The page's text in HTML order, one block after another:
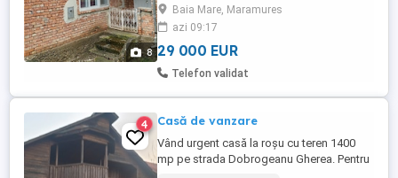
8
rețea la poartă + fântână în curte. Prețul
este în Euro
Baia Mare, Maramures
azi 09:17
29 000 EUR
Telefon validat
4 Casă de vanzare
Vând urgent casă la roșu cu teren 1400
mp pe strada Dobrogeanu Gherea. Pentru